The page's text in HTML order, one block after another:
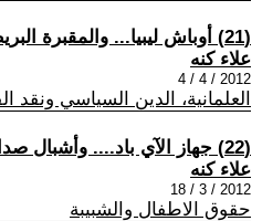
(21) أوباش ليبيا... والمقبرة البريطانية
علاء كنه
2012 / 4 / 4
العلمانية، الدين السياسي ونقد
(22) جهاز الآي باد.... وأشبال صدام
علاء كنه
2012 / 3 / 18
حقوق الاطفال والشبيبة